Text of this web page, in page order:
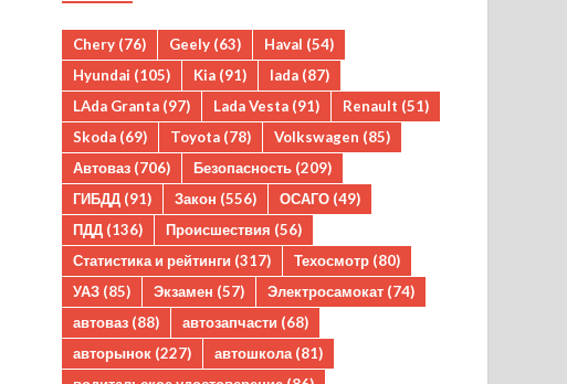
Chery (76) Geely (63) Haval (54)
Hyundai (105) Kia (91) lada (87)
LAda Granta (97) Lada Vesta (91) Renault (51)
Skoda (69) Toyota (78) Volkswagen (85)
Автоваз (706) Безопасность (209)
ГИБДД (91) Закон (556) ОСАГО (49)
ПДД (136) Происшествия (56)
Статистика и рейтинги (317) Техосмотр (80)
УАЗ (85) Экзамен (57) Электросамокат (74)
автоваз (88) автозапчасти (68)
авторынок (227) автошкола (81)